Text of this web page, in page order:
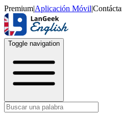
Premium|Aplicación Móvil|
Toggle navigation